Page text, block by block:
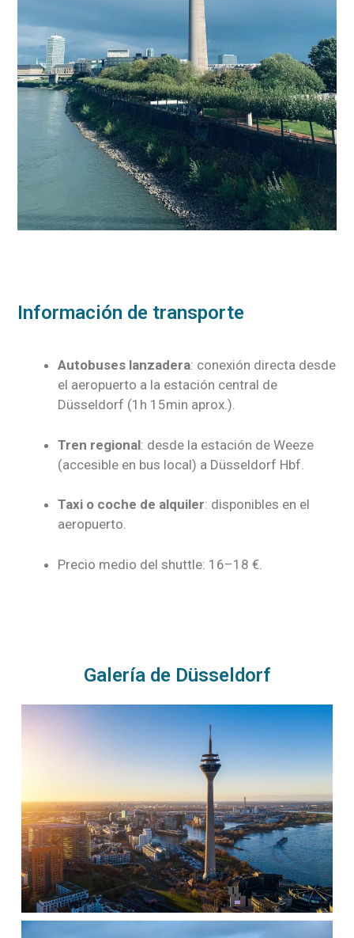
Información de transporte
Autobuses lanzadera: conexión directa desde
el aeropuerto a la estación central de
Düsseldorf (1h 15min aprox.).
Tren regional: desde la estación de Weeze
(accesible en bus local) a Düsseldorf Hbf.
Taxi o coche de alquiler: disponibles en el
aeropuerto.
Precio medio del shuttle: 16–18 €.
Galería de Düsseldorf